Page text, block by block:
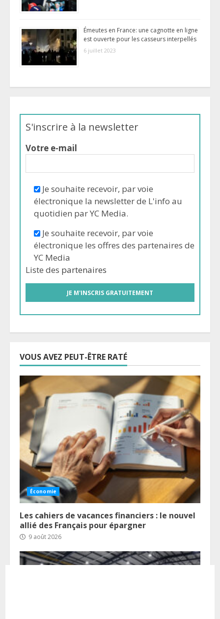
Émeutes en France: une cagnotte en ligne
est ouverte pour les casseurs interpellés
6 juillet 2023
S'inscrire à la newsletter
Votre e-mail
Je souhaite recevoir, par voie
électronique la newsletter de L'info au
quotidien par YC Media.
Je souhaite recevoir, par voie
électronique les offres des partenaires de
YC Media
Liste des partenaires
VOUS AVEZ PEUT-ÊTRE RATÉ
Économie
Les cahiers de vacances financiers : le nouvel
allié des Français pour épargner
9 août 2026